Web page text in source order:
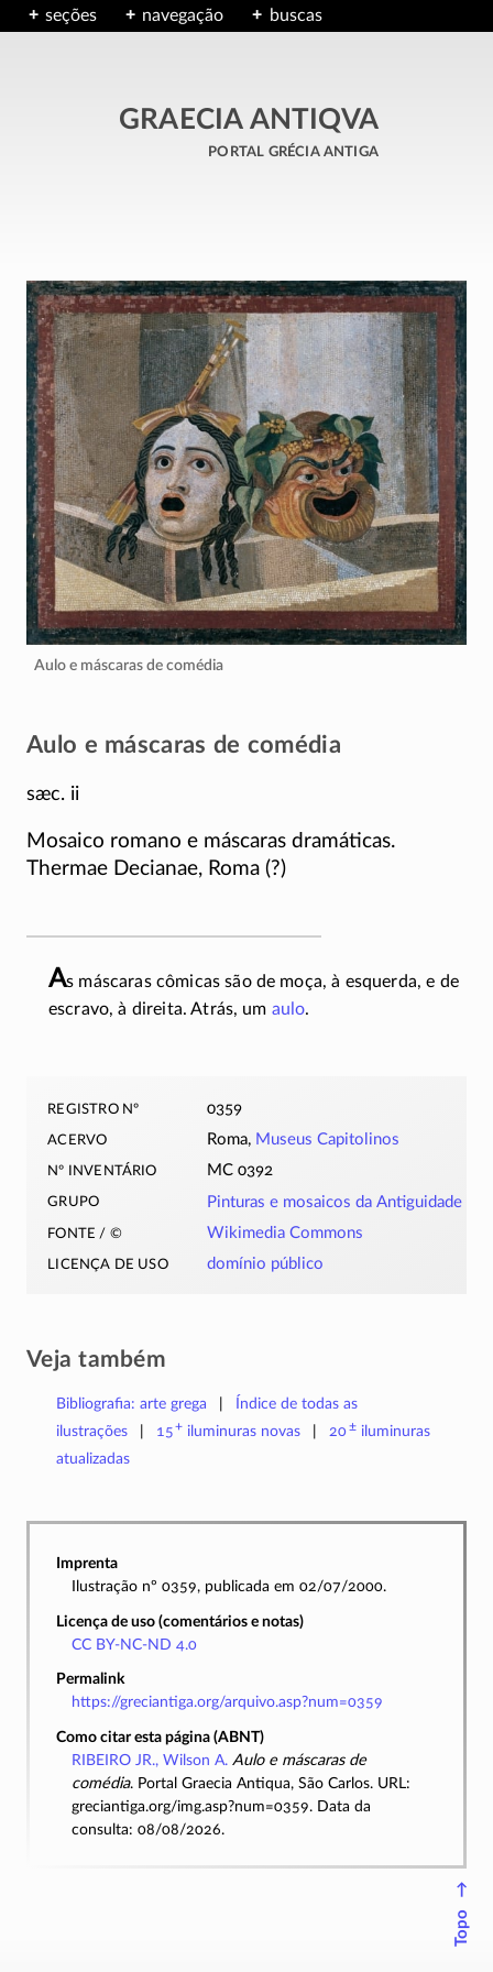
seções navegação buscas
GRAECIA ANTIQVA
portal grécia antiga
Aulo e máscaras de comédia
Aulo e máscaras de comédia
sæc. ii
Mosaico romano e máscaras dramáticas.
Thermae Decianae, Roma (?)
As máscaras cômicas são de moça, à esquerda, e de
escravo, à direita. Atrás, um aulo.
registro nº 0359
acervo Roma, Museus Capitolinos
nº inventário MC 0392
grupo Pinturas e mosaicos da Antiguidade
fonte / © Wikimedia Commons
licença de uso domínio público
Veja também
Bibliografia: arte grega
Índice de todas as
ilustrações
15+ iluminuras novas 20±iluminuras
atualizadas
Imprenta
Ilustração nº 0359, publicada em 02/07/2000.
Licença de uso (comentários e notas)
CC BY-NC-ND 4.0
Permalink
https://greciantiga.org/arquivo.asp?num=0359
Como citar esta página (ABNT)
RIBEIRO JR., Wilson A. Aulo e máscaras de
comédia. Portal Graecia Antiqua, São Carlos. URL:
greciantiga.org/img.asp?num=0359. Data da
consulta: 08/08/2026.
↑
Topo